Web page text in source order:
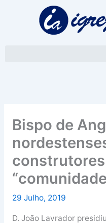
Bispo de
29 Julho, 2019
D. João Lavrador